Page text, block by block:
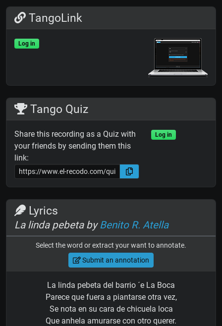
TangoLink
Log in
Tango Quiz
Share this recording as a Quiz with
your friends by sending them this
link:
Log in
Lyrics
La linda pebeta byBenito R. Atella
Select the word or extract your want to annotate.
Submit an annotation
La linda pebeta del barrio ´e La Boca
Parece que fuera a piantarse otra vez,
Se nota en su cara de chicuela loca
Que anhela amurarse con otro querer.